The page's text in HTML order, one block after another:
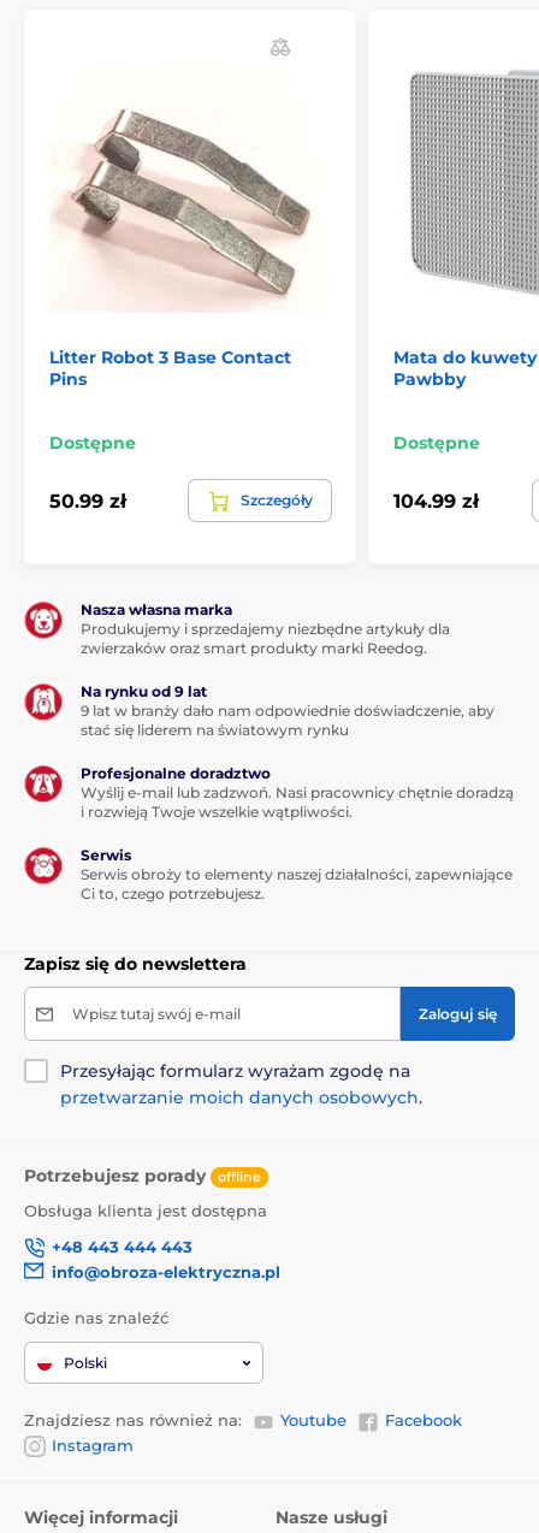
Litter Robot 3 Base Contact
Pins
Dostępne
50.99 zł Szczegóły
Mata do
Pawbby
Dostępne
104.99 zł
Nasza własna marka
Produkujemy i sprzedajemy niezbędne artykuły dla
zwierzaków oraz smart produkty marki Reedog.
Na rynku od 9 lat
9 lat w branży dało nam odpowiednie doświadczenie, aby
stać się liderem na światowym rynku
Profesjonalne doradztwo
Wyślij e-mail lub zadzwoń. Nasi pracownicy chętnie doradzą
i rozwieją Twoje wszelkie wątpliwości.
Serwis
Serwis obroży to elementy naszej działalności, zapewniające
Ci to, czego potrzebujesz.
Zapisz się do newslettera
Wpisz tutaj swój e-mail Zaloguj się
Przesyłając formularz wyrażam zgodę na
przetwarzanie moich danych osobowych.
Potrzebujesz porady offline
Obsługa klienta jest dostępna
+48 443 444 443
info@obroza-elektryczna.pl
Gdzie nas znaleźć
Polski
Znajdziesz nas również na: Youtube
Facebook
Instagram
Więcej informacji Nasze usługi